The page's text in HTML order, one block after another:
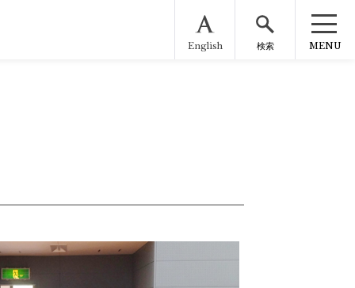
English 検索 MENU